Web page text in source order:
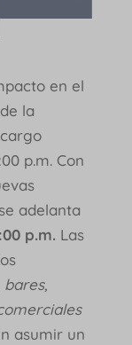
en el
la
p.m. Con
adelanta
p.m. Las
asumir un